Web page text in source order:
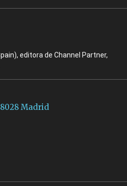
editora de Channel Partner,
Madrid